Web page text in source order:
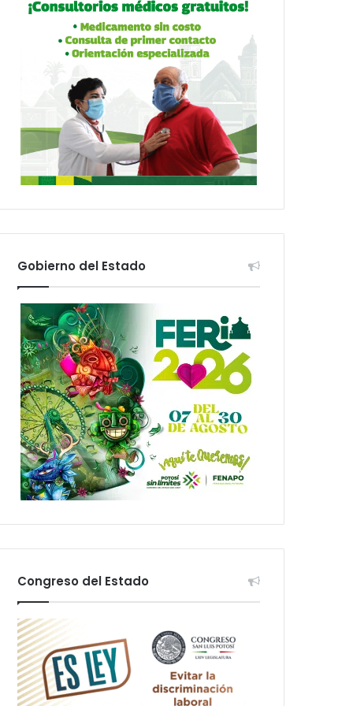
Gobierno del Estado
Congreso del Estado